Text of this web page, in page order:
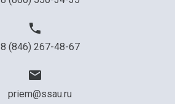
8 (846) 267-48-67
priem@ssau.ru